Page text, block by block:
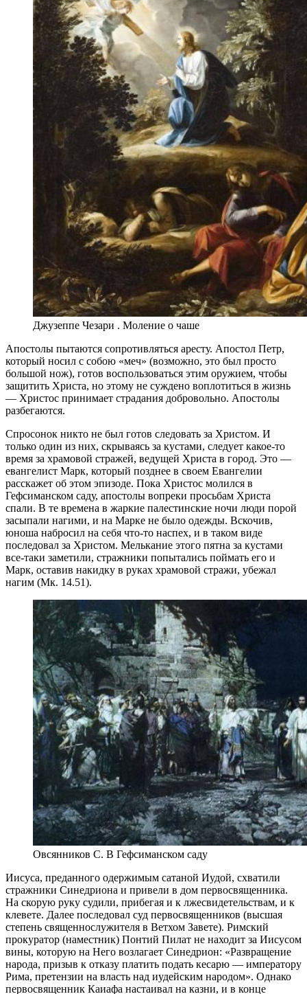
Джузеппе Чезари . Моление о чаше
Апостолы пытаются сопротивляться аресту. Апостол Петр,
который носил с собою «меч» (возможно, это был просто
большой нож), готов воспользоваться этим оружием, чтобы
защитить Христа, но этому не суждено воплотиться в жизнь
— Христос принимает страдания добровольно. Апостолы
разбегаются.
Спросонок никто не был готов следовать за Христом. И
только один из них, скрываясь за кустами, следует какое-то
время за храмовой стражей, ведущей Христа в город. Это —
евангелист Марк, который позднее в своем Евангелии
расскажет об этом эпизоде. Пока Христос молился в
Гефсиманском саду, апостолы вопреки просьбам Христа
спали. В те времена в жаркие палестинские ночи люди порой
засыпали нагими, и на Марке не было одежды. Вскочив,
юноша набросил на себя что-то наспех, и в таком виде
последовал за Христом. Мелькание этого пятна за кустами
все-таки заметили, стражники попытались поймать его и
Марк, оставив накидку в руках храмовой стражи, убежал
нагим (Мк. 14.51).
Овсянников С. В Гефсиманском саду
Иисуса, преданного одержимым сатаной Иудой, схватили
стражники Синедриона и привели в дом первосвященника.
На скорую руку судили, прибегая и к лжесвидетельствам, и к
клевете. Далее последовал суд первосвященников (высшая
степень священнослужителя в Ветхом Завете). Римский
прокуратор (наместник) Понтий Пилат не находит за Иисусом
вины, которую на Него возлагает Синедрион: «Развращение
народа, призыв к отказу платить подать кесарю — императору
Рима, претензии на власть над иудейским народом». Однако
первосвященник Каиафа настаивал на казни, и в конце